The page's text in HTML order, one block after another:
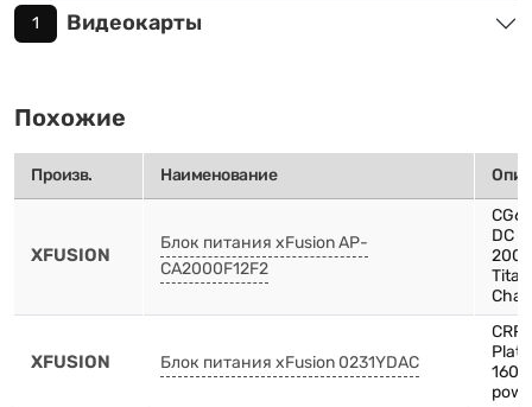
1 Видеокарты
Похожие
Произв. Наименование
XFUSION
Блок питания xFusion AP-
CA2000F12F2
DC
XFUSION Блок питания xFusion 0231YDAC